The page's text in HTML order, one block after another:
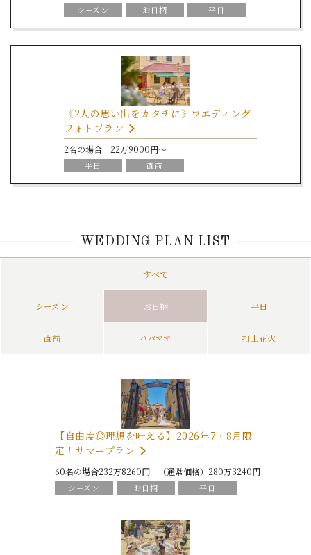
シーズン お日柄
平日
パパママ
打上花火
《2人の思い出をカタチに》ウエディング
フォトプラン
2名の場合 22万9000円～
平日 直前
WEDDING PLAN LIST
すべて
シーズン お日柄 平日
直前 パパママ 打上花火
【自由度◎理想を叶える】2026年7・8月限
定！サマープラン
60名の場合232万8260円 （通常価格）280万3240円
シーズン お日柄
平日